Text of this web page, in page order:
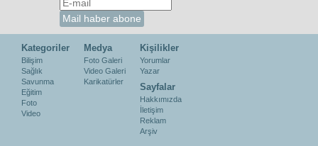
Kategoriler
Bilişim
Sağlık
Savunma
Eğitim
Foto
Video
Medya
Foto Galeri
Video Galeri
Karikatürler
Kişilikler
Yorumlar
Yazar
Sayfalar
Hakkımızda
İletişim
Reklam
Arşiv